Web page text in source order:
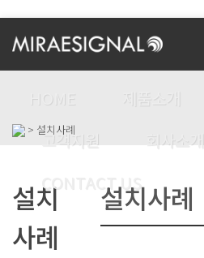
HOME 제품소개
고객지원
회사소개
CONTACT US
> 설치사례
설치사례
설치
사례